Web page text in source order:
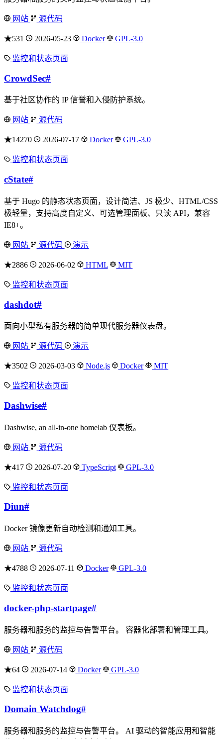
网站 源代码
★531 2026-05-23 Docker GPL-3.0
监控和状态页面
CrowdSec#
基于社区协作的 IP 信誉和入侵防护系统。
网站 源代码
★14270 2026-07-17 Docker GPL-3.0
监控和状态页面
cState#
基于 Hugo 的静态状态页面，设计简洁、JS 极少、HTML/CSS
极轻量，支持高度自定义、可选管理面板、只读 API，兼容
IE8+。
网站 源代码 演示
★2886 2026-06-02 HTML MIT
监控和状态页面
dashdot#
面向小型私有服务器的简单现代服务器仪表盘。
网站 源代码 演示
★3502 2026-03-03 Node.js Docker MIT
监控和状态页面
Dashwise#
Dashwise, an all-in-one homelab 仪表板。
网站 源代码
★417 2026-07-20 TypeScript GPL-3.0
监控和状态页面
Diun#
Docker 镜像更新自动检测和通知工具。
网站 源代码
★4788 2026-07-11 Docker GPL-3.0
监控和状态页面
docker-php-startpage#
服务器和服务的监控与告警平台。 容器化部署和管理工具。
网站 源代码
★64 2026-07-14 Docker GPL-3.0
监控和状态页面
Domain Watchdog#
服务器和服务的监控与告警平台。 AI 驱动的智能应用和智能